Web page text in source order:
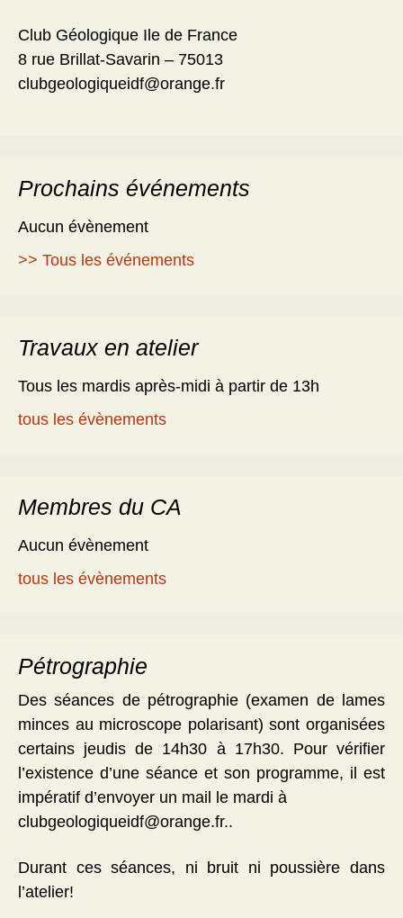
Club Géologique Ile de France
8 rue Brillat-Savarin – 75013
clubgeologiqueidf@orange.fr
Prochains événements
Aucun évènement
>> Tous les événements
Travaux en atelier
Tous les mardis après-midi à partir de 13h
tous les évènements
Membres du CA
Aucun évènement
tous les évènements
Pétrographie
Des séances de pétrographie (examen de lames
minces au microscope polarisant) sont organisées
certains jeudis de 14h30 à 17h30. Pour vérifier
l’existence d’une séance et son programme, il est
impératif d’envoyer un mail le mardi à
clubgeologiqueidf@orange.fr..
Durant ces séances, ni bruit ni poussière dans
l’atelier!